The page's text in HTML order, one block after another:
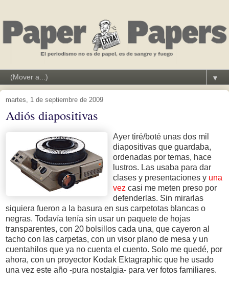
▼
martes, 1 de septiembre de 2009
Adiós diapositivas
Ayer tiré/boté unas dos mil
diapositivas que guardaba,
ordenadas por temas, hace
lustros. Las usaba para dar
clases y presentaciones y una
vez casi me meten preso por
defenderlas. Sin mirarlas
siquiera fueron a la basura en sus carpetotas blancas o
negras. Todavía tenía sin usar un paquete de hojas
transparentes, con 20 bolsillos cada una, que cayeron al
tacho con las carpetas, con un visor plano de mesa y un
cuentahilos que ya no cuenta el cuento. Solo me quedé, por
ahora, con un proyector Kodak Ektagraphic que he usado
una vez este año -pura nostalgia- para ver fotos familiares.